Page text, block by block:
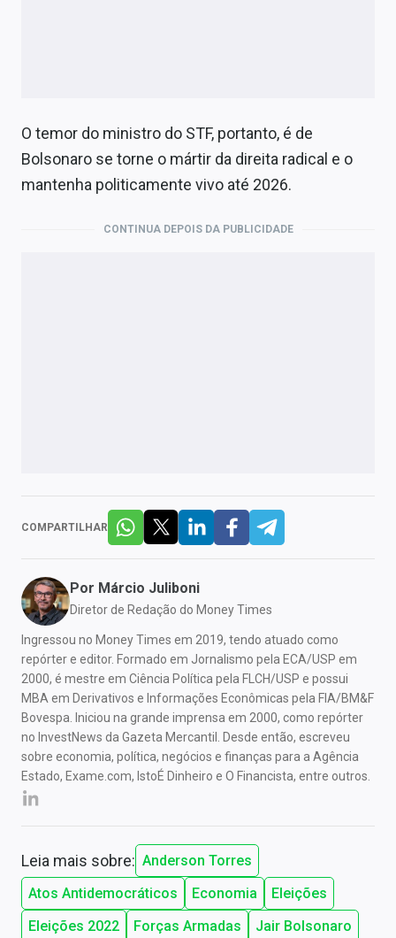
O temor do ministro do STF, portanto, é de
Bolsonaro se torne o mártir da direita radical e o
mantenha politicamente vivo até 2026.
CONTINUA DEPOIS DA PUBLICIDADE
COMPARTILHAR
Por Márcio Juliboni
Diretor de Redação do Money Times
Ingressou no Money Times em 2019, tendo atuado como
repórter e editor. Formado em Jornalismo pela ECA/USP em
2000, é mestre em Ciência Política pela FLCH/USP e possui
MBA em Derivativos e Informações Econômicas pela FIA/BM&F
Bovespa. Iniciou na grande imprensa em 2000, como repórter
no InvestNews da Gazeta Mercantil. Desde então, escreveu
sobre economia, política, negócios e finanças para a Agência
Estado, Exame.com, IstoÉ Dinheiro e O Financista, entre outros.
Leia mais sobre: Anderson Torres
Atos Antidemocráticos
Economia
Eleições
Eleições 2022
Forças Armadas
Jair Bolsonaro